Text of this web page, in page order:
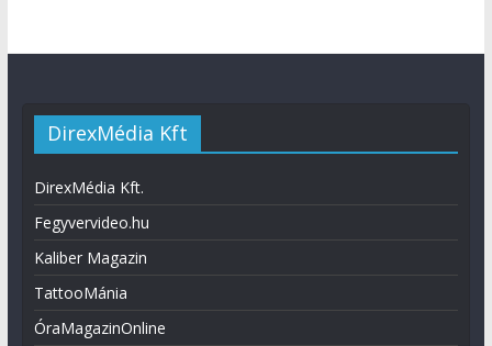
DirexMédia Kft
DirexMédia Kft.
Fegyvervideo.hu
Kaliber Magazin
TattooMánia
ÓraMagazinOnline